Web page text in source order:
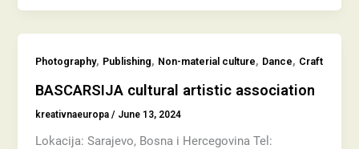
Photography, Publishing, Non-material culture, Dance, Craft
BASCARSIJA cultural artistic association
kreativnaeuropa/ June 13, 2024
Lokacija: Sarajevo, Bosna i Hercegovina Tel: